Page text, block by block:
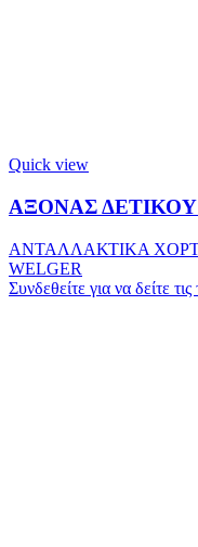
Quick view
ΑΞΟΝΑΣ ΔΕΤΙΚΟΥ
ΑΝΤΑΛΛΑΚΤΙΚΑ
WELGER
Συνδεθείτε για να δείτε τις